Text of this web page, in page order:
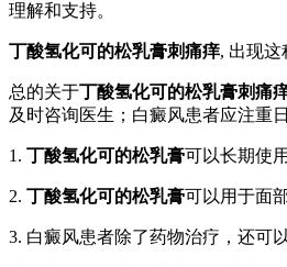
理解和支持。
丁酸氢化可的松乳膏刺痛痒, 出现这
总的关于丁酸氢化可的松乳膏刺痛
及时咨询医生；白癜风患者应注重
1. 丁酸氢化可的松乳膏可以长期使
2. 丁酸氢化可的松乳膏可以用于面
3. 白癜风患者除了药物治疗，还可